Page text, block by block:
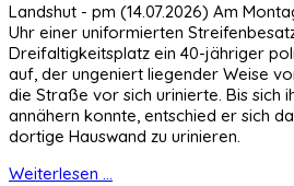
Landshut - pm (14.07.2026) Am
Uhr einer uniformierten
Dreifaltigkeitsplatz ein 40-jähriger
auf, der ungeniert liegender Weise
die Straße vor sich urinierte. Bis sich
annähern konnte, entschied er sich
dortige Hauswand zu urinieren.
Weiterlesen ...